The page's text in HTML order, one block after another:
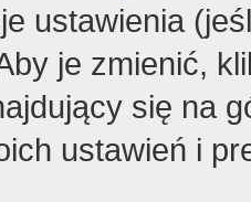
ustawienia
je zmienić,
się na
ustawień i